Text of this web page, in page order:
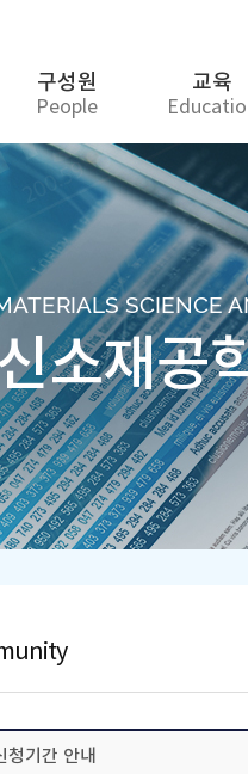
구성원
People
교육
SCIENCE
소재공
기간 안내